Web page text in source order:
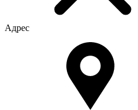
Адрес